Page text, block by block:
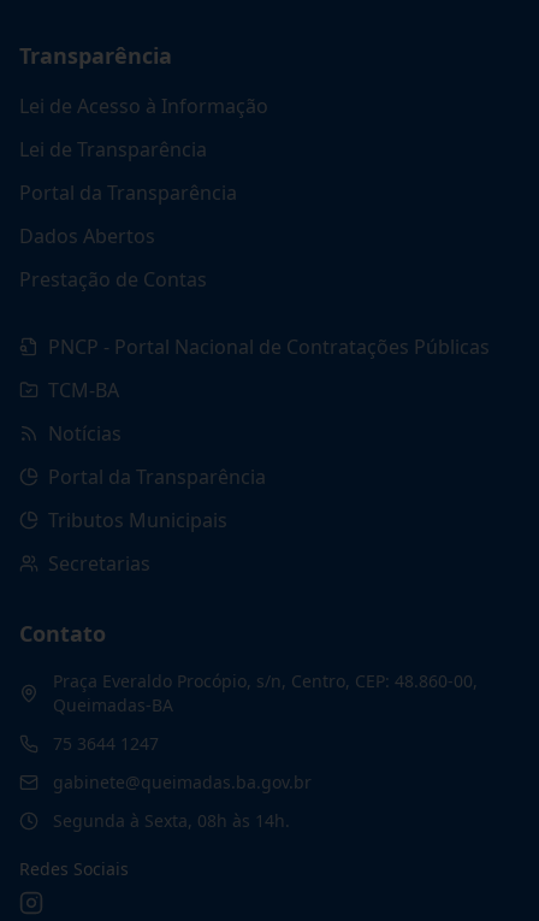
Transparência
Lei de Acesso à Informação
Lei de Transparência
Portal da Transparência
Dados Abertos
Prestação de Contas
PNCP - Portal Nacional de Contratações Públicas
TCM-BA
Notícias
Portal da Transparência
Tributos Municipais
Secretarias
Contato
Praça Everaldo Procópio, s/n, Centro, CEP: 48.860-00,
Queimadas-BA
75 3644 1247
gabinete@queimadas.ba.gov.br
Segunda à Sexta, 08h às 14h.
Redes Sociais